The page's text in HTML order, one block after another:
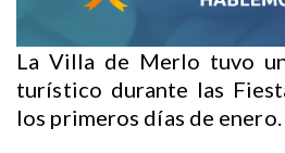
La Villa de Merlo tuvo
turístico durante las
los primeros días de enero.